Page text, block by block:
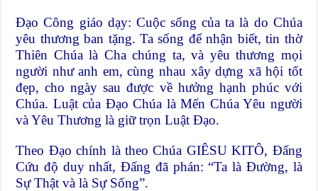
Đạo Công giáo dạy: Cuộc sống của ta là do Chúa
yêu thương ban tặng. Ta sống để nhận biết, tin thờ
Thiên Chúa là Cha chúng ta, và yêu thương mọi
người như anh em, cùng nhau xây dựng xã hội tốt
đẹp, cho ngày sau được về hưởng hạnh phúc với
Chúa. Luật của Đạo Chúa là Mến Chúa Yêu người
và Yêu Thương là giữ trọn Luật Đạo.
Theo Đạo chính là theo Chúa GIÊSU KITÔ, Đấng
Cứu độ duy nhất, Đấng đã phán: “Ta là Đường, là
Sự Thật và là Sự Sống”.